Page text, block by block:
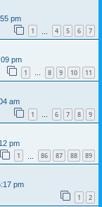
pm
1 4 5 6 7
pm
1 … 8 9 10 11
am
1 … 6 7 8 9
pm
1 86 87 88 89
pm
1 2